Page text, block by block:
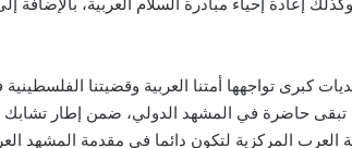
إعادة إحياء مبادرة السلام العربية،
كبرى تواجهها أمتنا العربية وقضيتنا
تبقى حاضرة في المشهد الدولي، ضمن إطار تشابك
العرب المركزية لتكون دائما في مقدمة المشهد